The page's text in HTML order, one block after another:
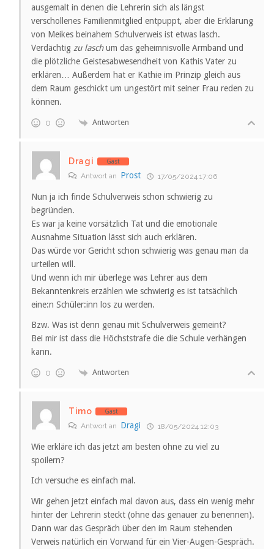
ausgemalt in denen die Lehrerin sich als längst
verschollenes Familienmitglied entpuppt, aber die Erklärung
von Meikes beinahem Schulverweis ist etwas lasch.
Verdächtig zu laschum das geheimnisvolle Armband und
die plötzliche Geistesabwesendheit von Kathis Vater zu
erklären… Außerdem hat er Kathie im Prinzip gleich aus
dem Raum geschickt um ungestört mit seiner Frau reden zu
können.
0 Antworten
Dragi Gast
Antwort an Prost 17/05/2024 17:06
Nun ja ich finde Schulverweis schon schwierig zu
begründen.
Es war ja keine vorsätzlich Tat und die emotionale
Ausnahme Situation lässt sich auch erklären.
Das würde vor Gericht schon schwierig was genau man da
urteilen will.
Und wenn ich mir überlege was Lehrer aus dem
Bekanntenkreis erzählen wie schwierig es ist tatsächlich
eine:n Schüler:inn los zu werden.
Bzw. Was ist denn genau mit Schulverweis gemeint?
Bei mir ist dass die Höchststrafe die die Schule verhängen
kann.
0 Antworten
Timo Gast
Antwort an Dragi 18/05/2024 12:03
Wie erkläre ich das jetzt am besten ohne zu viel zu
spoilern?
Ich versuche es einfach mal.
Wir gehen jetzt einfach mal davon aus, dass ein wenig mehr
hinter der Lehrerin steckt (ohne das genauer zu benennen).
Dann war das Gespräch über den im Raum stehenden
Verweis natürlich ein Vorwand für ein Vier-Augen-Gespräch.